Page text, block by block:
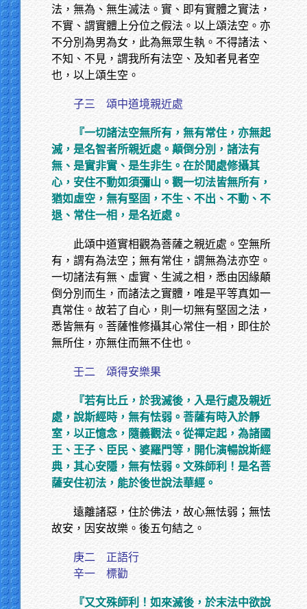
法，無為、無生滅法。實、即有實體之實法，
不實、謂實體上分位之假法。以上頌法空。亦
不分別為男為女，此為無眾生執。不得諸法、
不知、不見，謂我所有法空、及知者見者空
也，以上頌生空。
子三 頌中道境親近處
『一切諸法空無所有，無有常住，亦無起
滅，是名智者所親近處。顛倒分別，諸法有
無、是實非實、是生非生。在於閒處修攝其
心，安住不動如須彌山。觀一切法皆無所有，
猶如虛空，無有堅固，不生、不出、不動、不
退、常住一相，是名近處。
此頌中道實相觀為菩薩之親近處。空無所
有，謂有為法空；無有常住，謂無為法亦空。
一切諸法有無、虛實、生滅之相，悉由因緣顛
倒分別而生，而諸法之實體，唯是平等真如一
真常住。故若了自心，則一切無有堅固之法，
悉皆無有。菩薩惟修攝其心常住一相，即住於
無所住，亦無住而無不住也。
壬二 頌得安樂果
『若有比丘，於我滅後，入是行處及親近
處，說斯經時，無有怯弱。菩薩有時入於靜
室，以正憶念，隨義觀法。從禪定起，為諸國
王、王子、臣民、婆羅門等，開化演暢說斯經
典，其心安隱，無有怯弱。文殊師利！是名菩
薩安住初法，能於後世說法華經。
遠離諸惡，住於佛法，故心無怯弱；無怯
故安，因安故樂。後五句結之。
庚二 正語行
辛一 標勸
『又文殊師利！如來滅後，於末法中欲說